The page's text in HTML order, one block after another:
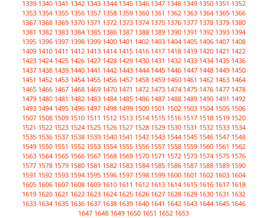
1339 1340 1341 1342 1343 1344 1345 1346 1347 1348 1349 1350 1351 1352
1353 1354 1355 1356 1357 1358 1359 1360 1361 1362 1363 1364 1365 1366
1367 1368 1369 1370 1371 1372 1373 1374 1375 1376 1377 1378 1379 1380
1381 1382 1383 1384 1385 1386 1387 1388 1389 1390 1391 1392 1393 1394
1395 1396 1397 1398 1399 1400 1401 1402 1403 1404 1405 1406 1407 1408
1409 1410 1411 1412 1413 1414 1415 1416 1417 1418 1419 1420 1421 1422
1423 1424 1425 1426 1427 1428 1429 1430 1431 1432 1433 1434 1435 1436
1437 1438 1439 1440 1441 1442 1443 1444 1445 1446 1447 1448 1449 1450
1451 1452 1453 1454 1455 1456 1457 1458 1459 1460 1461 1462 1463 1464
1465 1466 1467 1468 1469 1470 1471 1472 1473 1474 1475 1476 1477 1478
1479 1480 1481 1482 1483 1484 1485 1486 1487 1488 1489 1490 1491 1492
1493 1494 1495 1496 1497 1498 1499 1500 1501 1502 1503 1504 1505 1506
1507 1508 1509 1510 1511 1512 1513 1514 1515 1516 1517 1518 1519 1520
1521 1522 1523 1524 1525 1526 1527 1528 1529 1530 1531 1532 1533 1534
1535 1536 1537 1538 1539 1540 1541 1542 1543 1544 1545 1546 1547 1548
1549 1550 1551 1552 1553 1554 1555 1556 1557 1558 1559 1560 1561 1562
1563 1564 1565 1566 1567 1568 1569 1570 1571 1572 1573 1574 1575 1576
1577 1578 1579 1580 1581 1582 1583 1584 1585 1586 1587 1588 1589 1590
1591 1592 1593 1594 1595 1596 1597 1598 1599 1600 1601 1602 1603 1604
1605 1606 1607 1608 1609 1610 1611 1612 1613 1614 1615 1616 1617 1618
1619 1620 1621 1622 1623 1624 1625 1626 1627 1628 1629 1630 1631 1632
1633 1634 1635 1636 1637 1638 1639 1640 1641 1642 1643 1644 1645 1646
1647 1648 1649 1650 1651 1652 1653